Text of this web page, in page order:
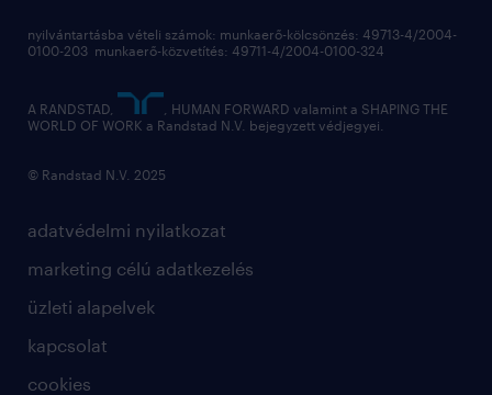
munkaerőpiac
hírlevél
adatvédelmi nyilatkozat
marketing célú adatkezelés
üzleti alapelvek
kapcsolat
cookies
nyilvántartásba vételi számok: munkaerő-kölcsönzés: 49713-4/2004-
0100-203 munkaerő-közvetítés: 49711-4/2004-0100-324
A RANDSTAD,
, HUMAN FORWARD valamint a SHAPING THE
WORLD OF WORK a Randstad N.V. bejegyzett védjegyei.
© Randstad N.V. 2025